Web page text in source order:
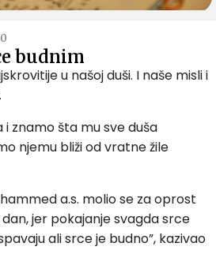
budnim
u našoj duši. I naše misli i
znamo šta mu sve duša
njemu bliži od vratne žile
a.s. molio se za oprost
jer pokajanje svagda srce
ali srce je budno”, kazivao